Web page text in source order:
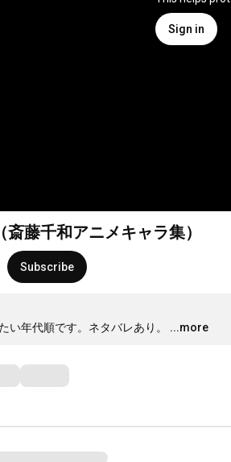
Sign in
斎藤千和アニメキャラ集）
Subscribe
い年代順です。ネタバレあり。
...more